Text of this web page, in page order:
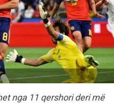
nga 11 qershori deri më